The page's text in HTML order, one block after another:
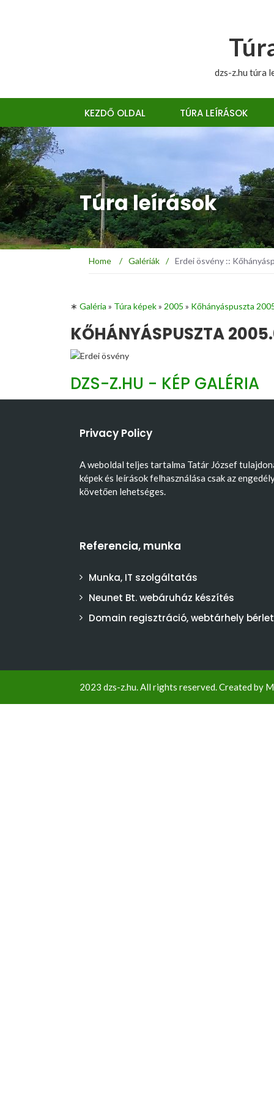
dzs-z.hu túra
KEZDŐ OLDAL TÚRA LEÍRÁSOK
Túra leírások
Home / Galériák / Erdei ösvény ::
∗ Galéria » Túra képek» 2005 » Kőhányáspuszta
KŐHÁNYÁSPUSZTA
DZS-Z.HU - KÉP GALÉRIA
Privacy Policy
A weboldal teljes tartalma Tatár József
képek és leírások felhasználása csak az
követően lehetséges.
Referencia, munka
Munka, IT szolgáltatás
Neunet Bt. webáruház készítés
Domain regisztráció, webtárhely bérlet
2023 dzs-z.hu. All rights reserved. Created by